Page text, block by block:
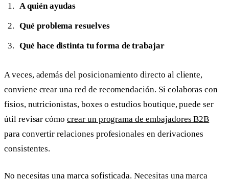
A quién ayudas
Qué problema resuelves
Qué hace distinta tu forma de trabajar
A veces, además del posicionamiento directo al cliente,
conviene crear una red de recomendación. Si colaboras con
fisios, nutricionistas, boxes o estudios boutique, puede ser
útil revisar cómocrear un programa de embajadores B2B
para convertir relaciones profesionales en derivaciones
consistentes.
No necesitas una marca sofisticada. Necesitas una marca